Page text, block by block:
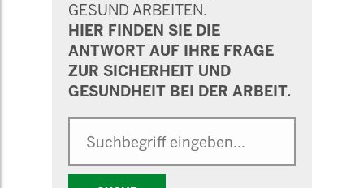
GESUND ARBEITEN.
HIER FINDEN SIE DIE
ANTWORT AUF IHRE FRAGE
ZUR SICHERHEIT UND
GESUNDHEIT BEI DER ARBEIT.